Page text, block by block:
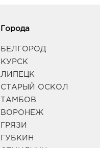
Воронеж
394006,
Воронеж,
д. 90
Воронеж
Города
БЕЛГОРОД
КУРСК
ЛИПЕЦК
СТАРЫЙ ОСКОЛ
ТАМБОВ
ВОРОНЕЖ
ГРЯЗИ
ГУБКИН